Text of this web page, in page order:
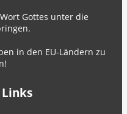
Gottes unter die
in den EU-Ländern zu